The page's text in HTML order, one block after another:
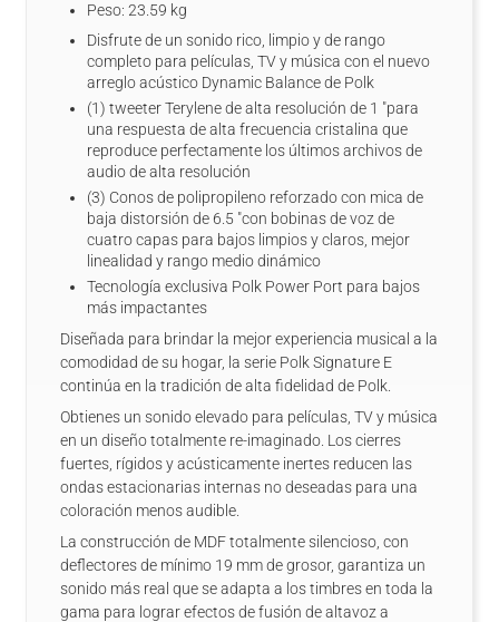
Peso: 23.59 kg
Disfrute de un sonido rico, limpio y de rango
completo para películas, TV y música con el nuevo
arreglo acústico Dynamic Balance de Polk
(1) tweeter Terylene de alta resolución de 1 "para
una respuesta de alta frecuencia cristalina que
reproduce perfectamente los últimos archivos de
audio de alta resolución
(3) Conos de polipropileno reforzado con mica de
baja distorsión de 6.5 "con bobinas de voz de
cuatro capas para bajos limpios y claros, mejor
linealidad y rango medio dinámico
Tecnología exclusiva Polk Power Port para bajos
más impactantes
Diseñada para brindar la mejor experiencia musical a la
comodidad de su hogar, la serie Polk Signature E
continúa en la tradición de alta fidelidad de Polk.
Obtienes un sonido elevado para películas, TV y música
en un diseño totalmente re-imaginado. Los cierres
fuertes, rígidos y acústicamente inertes reducen las
ondas estacionarias internas no deseadas para una
coloración menos audible.
La construcción de MDF totalmente silencioso, con
deflectores de mínimo 19 mm de grosor, garantiza un
sonido más real que se adapta a los timbres en toda la
gama para lograr efectos de fusión de altavoz a